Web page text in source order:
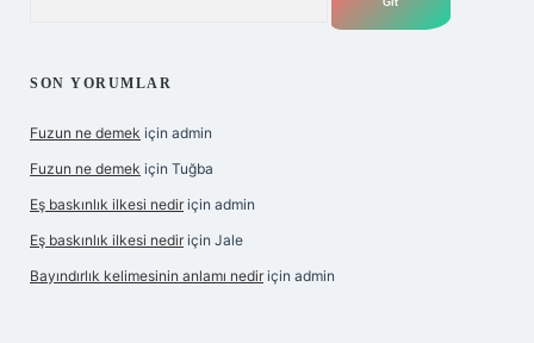
SON YORUMLAR
Fuzun ne demek için admin
Fuzun ne demek için Tuğba
Eş baskınlık ilkesi nedir için admin
Eş baskınlık ilkesi nedir için Jale
Bayındırlık kelimesinin anlamı nedir için admin